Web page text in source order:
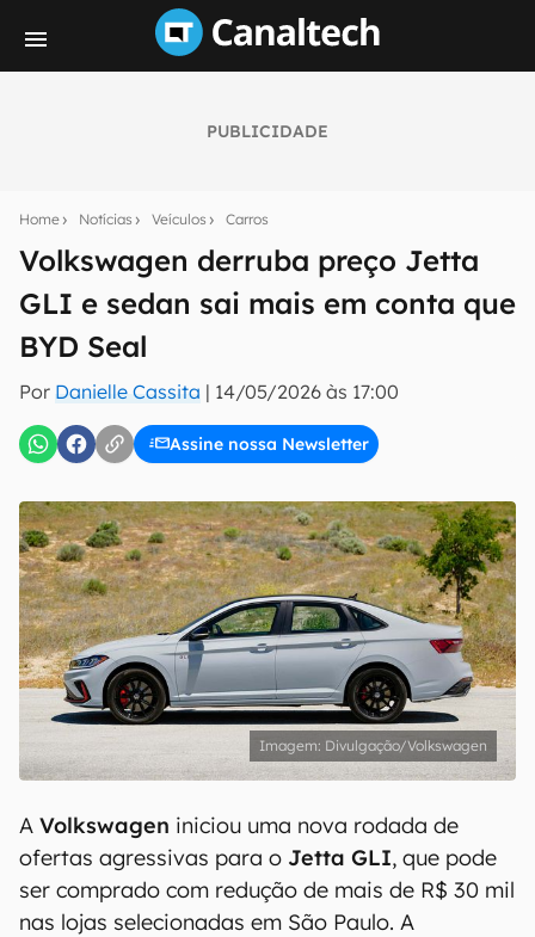
PUBLICIDADE
Home Notícias Veículos Carros
Volkswagen derruba preço Jetta
GLI e sedan sai mais em conta que
BYD Seal
Por Danielle Cassita | 14/05/2026 às 17:00
Assine nossa Newsletter
notícias e reviews sobre tecnologia em primeira
mão.
E-mail
inscreva-se
Uso e Política de Privacidade do Canaltech.
Divulgação/Volkswagen
A Volkswagen iniciou uma nova rodada de
ofertas agressivas para o Jetta GLI, que pode
ser comprado com redução de mais de R$ 30 mil
nas lojas selecionadas em São Paulo. A